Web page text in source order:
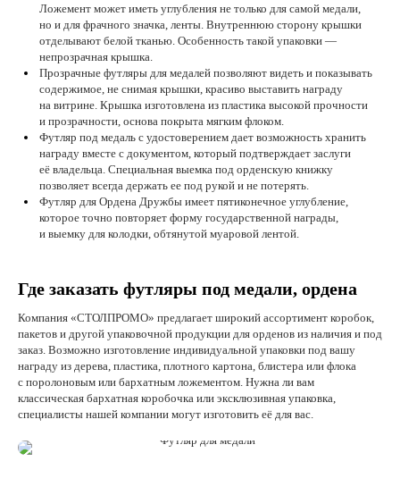
Ложемент может иметь углубления не только для самой медали,
но и для фрачного значка, ленты. Внутреннюю сторону крышки
отделывают белой тканью. Особенность такой упаковки —
непрозрачная крышка.
Прозрачные футляры для медалей позволяют видеть и показывать
содержимое, не снимая крышки, красиво выставить награду
на витрине. Крышка изготовлена из пластика высокой прочности
и прозрачности, основа покрыта мягким флоком.
Футляр под медаль с удостоверением дает возможность хранить
награду вместе с документом, который подтверждает заслуги
её владельца. Специальная выемка под орденскую книжку
позволяет всегда держать ее под рукой и не потерять.
Футляр для Ордена Дружбы имеет пятиконечное углубление,
которое точно повторяет форму государственной награды,
и выемку для колодки, обтянутой муаровой лентой.
Где заказать футляры под медали, ордена
Компания «СТОЛПРОМО» предлагает широкий ассортимент коробок,
пакетов и другой упаковочной продукции для орденов из наличия и под
заказ. Возможно изготовление индивидуальной упаковки под вашу
награду из дерева, пластика, плотного картона, блистера или флока
с поролоновым или бархатным ложементом. Нужна ли вам
классическая бархатная коробочка или эксклюзивная упаковка,
специалисты нашей компании могут изготовить её для вас.